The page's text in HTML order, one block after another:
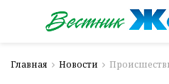
Главная Новости